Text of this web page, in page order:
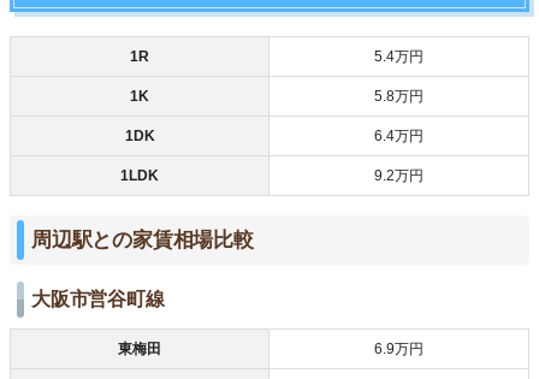
1R 5.4万円
1K 5.8万円
1DK 6.4万円
1LDK 9.2万円
周辺駅との家賃相場比較
大阪市営谷町線
東梅田 6.9万円